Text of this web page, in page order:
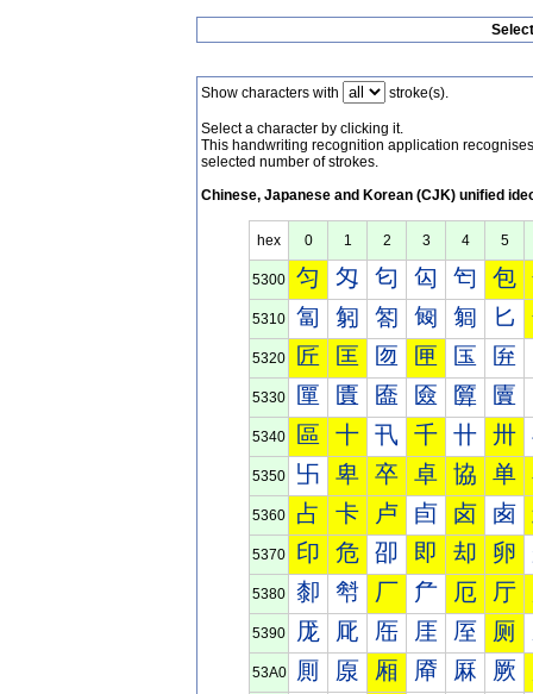
Show characters with stroke(s).
Select a character by clicking it.
This handwriting recognition application
selected number of strokes.
Chinese, Japanese and Korean (CJK) unified
hex 0 1 2 3 4 5
5300 匀 匁 匂 匃 匄 包
5310 匐 匑 匒 匓 匔 匕
5320 匠 匡 匢 匣 匤 匥
5330 匰 匱 匲 匳 匴 匵
5340 區 十 卂 千 卄 卅
5350 卐 卑 卒 卓 協 单
5360 占 卡 卢 卣 卤 卥
5370 印 危 卲 即 却 卵
5380 厀 厁 厂 厃 厄 厅
5390 厐 厑 厒 厓 厔 厕
53A0 厠 厡 厢 厣 厤 厥